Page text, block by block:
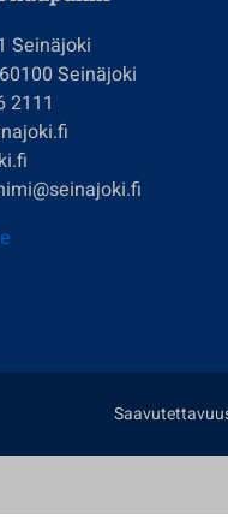
Seinäjoki
Seinäjoki
2111